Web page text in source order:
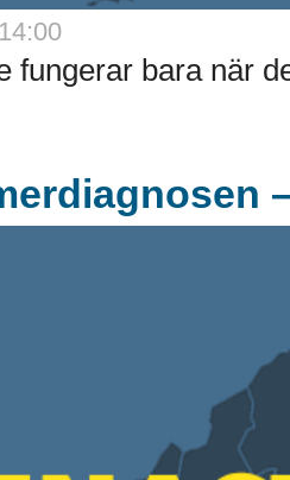
fungerar bara när